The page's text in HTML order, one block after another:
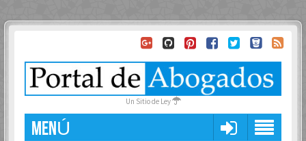
Un Sitio de Ley
MENÚ